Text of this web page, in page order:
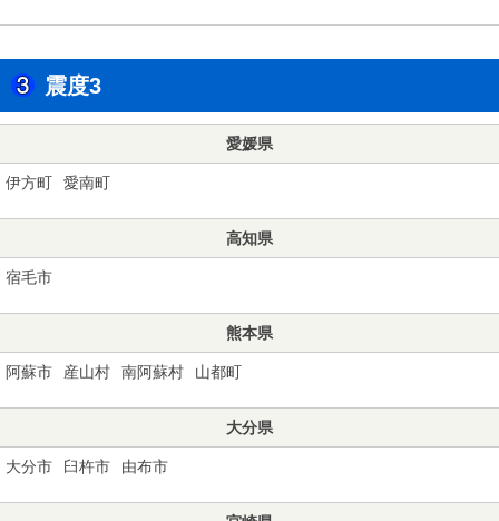
震度3
愛媛県
伊方町 愛南町
高知県
宿毛市
熊本県
阿蘇市 産山村 南阿蘇村 山都町
大分県
大分市 臼杵市 由布市